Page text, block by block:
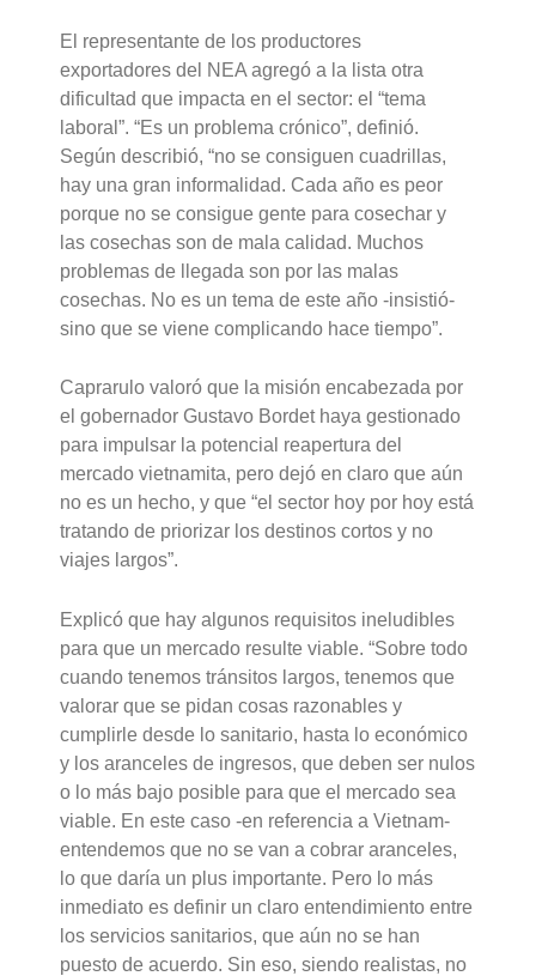
El representante de los productores
exportadores del NEA agregó a la lista otra
dificultad que impacta en el sector: el “tema
laboral”. “Es un problema crónico”, definió.
Según describió, “no se consiguen cuadrillas,
hay una gran informalidad. Cada año es peor
porque no se consigue gente para cosechar y
las cosechas son de mala calidad. Muchos
problemas de llegada son por las malas
cosechas. No es un tema de este año -insistió-
sino que se viene complicando hace tiempo”.
Caprarulo valoró que la misión encabezada por
el gobernador Gustavo Bordet haya gestionado
para impulsar la potencial reapertura del
mercado vietnamita, pero dejó en claro que aún
no es un hecho, y que “el sector hoy por hoy está
tratando de priorizar los destinos cortos y no
viajes largos”.
Explicó que hay algunos requisitos ineludibles
para que un mercado resulte viable. “Sobre todo
cuando tenemos tránsitos largos, tenemos que
valorar que se pidan cosas razonables y
cumplirle desde lo sanitario, hasta lo económico
y los aranceles de ingresos, que deben ser nulos
o lo más bajo posible para que el mercado sea
viable. En este caso -en referencia a Vietnam-
entendemos que no se van a cobrar aranceles,
lo que daría un plus importante. Pero lo más
inmediato es definir un claro entendimiento entre
los servicios sanitarios, que aún no se han
puesto de acuerdo. Sin eso, siendo realistas, no